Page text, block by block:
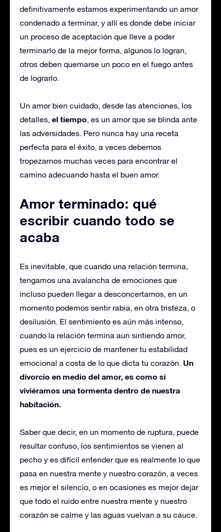
definitivamente estamos experimentando un amor
condenado a terminar, y allí es donde debe iniciar
un proceso de aceptación que lleve a poder
terminarlo de la mejor forma, algunos lo logran,
otros deben quemarse un poco en el fuego antes
de lograrlo.
Un amor bien cuidado, desde las atenciones, los
detalles, el tiempo, es un amor que se blinda ante
las adversidades. Pero nunca hay una receta
perfecta para el éxito, a veces debemos
tropezarnos muchas veces para encontrar el
camino adecuando hasta el buen amor.
Amor terminado: qué
escribir cuando todo se
acaba
Es inevitable, que cuando una relación termina,
tengamos una avalancha de emociones que
incluso pueden llegar a desconcertarnos, en un
momento podemos sentir rabia, en otra tristeza, o
desilusión. El sentimiento es aún más intenso,
cuando la relación termina aun sintiendo amor,
pues es un ejercicio de mantener tu estabilidad
emocional a costa de lo que dicta tu corazón. Un
divorcio en medio del amor, es como si
viviéramos una tormenta dentro de nuestra
habitación.
Saber que decir, en un momento de ruptura, puede
resultar confuso, los sentimientos se vienen al
pecho y es difícil entender que es realmente lo que
pasa en nuestra mente y nuestro corazón, a veces
es mejor el silencio, o en ocasiones es mejor dejar
que todo el ruido entre nuestra mente y nuestro
corazón se calme y las aguas vuelvan a su cauce.